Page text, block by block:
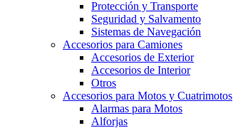
Protección y Transporte
Seguridad y Salvamento
Sistemas de Navegación
Accesorios para Camiones
Accesorios de Exterior
Accesorios de Interior
Otros
Accesorios para Motos y Cuatrimotos
Alarmas para Motos
Alforjas